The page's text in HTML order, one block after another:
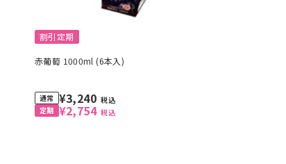
割引定期
赤葡萄 1000ml (6本入)
¥2,754 税込
¥3,240 税込